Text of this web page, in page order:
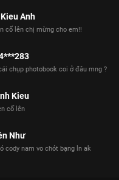
Anh
cố lên chị mừng cho em!!
chụp photobook coi ở đâu mng ?
Kieu
cố lên
Như
cody nam vo chót bạng ln ak